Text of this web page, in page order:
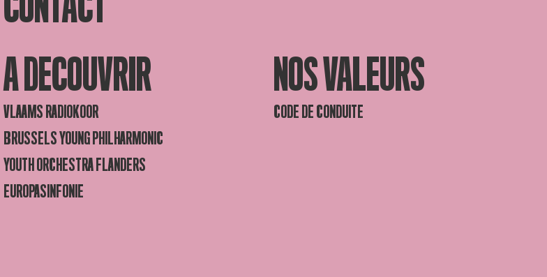
A DECOUVRIR
VLAAMS RADIOKOOR
BRUSSELS YOUNG PHILHARMONIC
YOUTH ORCHESTRA FLANDERS
EUROPASINFONIE
NOS VALEURS
CODE DE CONDUITE